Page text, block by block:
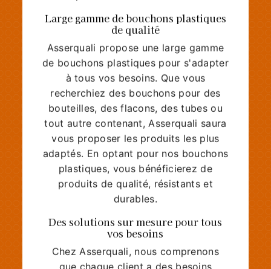
Large gamme de bouchons plastiques
de qualité
Asserquali propose une large gamme
de bouchons plastiques pour s'adapter
à tous vos besoins. Que vous
recherchiez des bouchons pour des
bouteilles, des flacons, des tubes ou
tout autre contenant, Asserquali saura
vous proposer les produits les plus
adaptés. En optant pour nos bouchons
plastiques, vous bénéficierez de
produits de qualité, résistants et
durables.
Des solutions sur mesure pour tous
vos besoins
Chez Asserquali, nous comprenons
que chaque client a des besoins